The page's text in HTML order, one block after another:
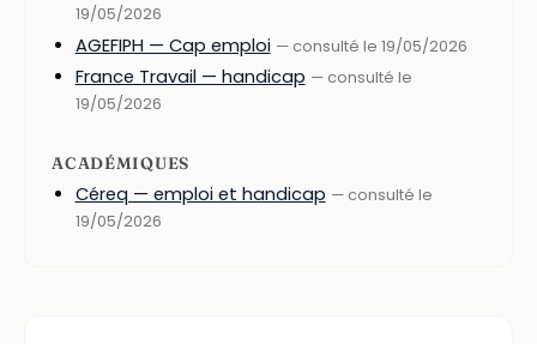
19/05/2026
AGEFIPH — Cap emploi — consulté le 19/05/2026
France Travail — handicap — consulté le
19/05/2026
ACADÉMIQUES
Céreq — emploi et handicap — consulté le
19/05/2026